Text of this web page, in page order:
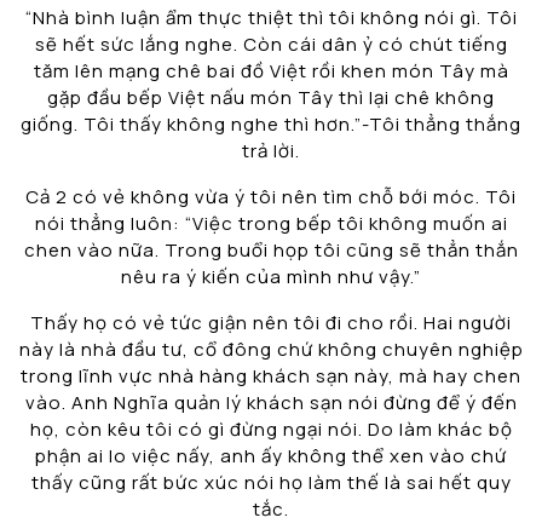
“Nhà bình luận ẩm thực thiệt thì tôi không nói gì. Tôi
sẽ hết sức lắng nghe. Còn cái dân ỷ có chút tiếng
tăm lên mạng chê bai đồ Việt rồi khen món Tây mà
gặp đầu bếp Việt nấu món Tây thì lại chê không
giống. Tôi thấy không nghe thì hơn.”-Tôi thẳng thắng
trả lời.
Cả 2 có vẻ không vừa ý tôi nên tìm chỗ bới móc. Tôi
nói thẳng luôn: “Việc trong bếp tôi không muốn ai
chen vào nữa. Trong buổi họp tôi cũng sẽ thẳn thắn
nêu ra ý kiến của mình như vậy.”
Thấy họ có vẻ tức giận nên tôi đi cho rồi. Hai người
này là nhà đầu tư, cổ đông chứ không chuyên nghiệp
trong lĩnh vực nhà hàng khách sạn này, mà hay chen
vào. Anh Nghĩa quản lý khách sạn nói đừng để ý đến
họ, còn kêu tôi có gì đừng ngại nói. Do làm khác bộ
phận ai lo việc nấy, anh ấy không thể xen vào chứ
thấy cũng rất bức xúc nói họ làm thế là sai hết quy
tắc.